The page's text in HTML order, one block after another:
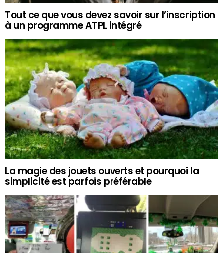
Tout ce que vous devez savoir sur l’inscription
à un programme ATPL intégré
La magie des jouets ouverts et pourquoi la
simplicité est parfois préférable